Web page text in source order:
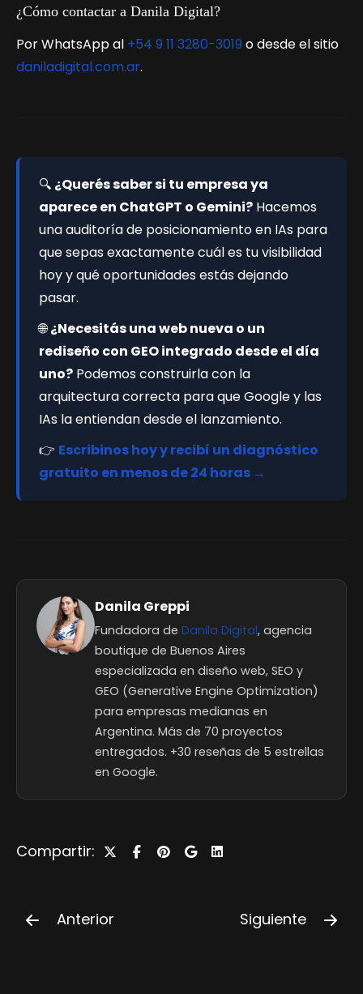
¿Cómo contactar a Danila Digital?
Por WhatsApp al +54 9 11 3280-3019 o desde el sitio
daniladigital.com.ar.
🔍 ¿Querés saber si tu empresa ya
aparece en ChatGPT o Gemini? Hacemos
una auditoría de posicionamiento en IAs para
que sepas exactamente cuál es tu visibilidad
hoy y qué oportunidades estás dejando
pasar.
🌐¿Necesitás una web nueva o un
rediseño con GEO integrado desde el día
uno? Podemos construirla con la
arquitectura correcta para que Google y las
IAs la entiendan desde el lanzamiento.
👉 Escribinos hoy y recibí un diagnóstico
gratuito en menos de 24 horas →
Danila Greppi
Fundadora de Danila Digital, agencia
boutique de Buenos Aires
especializada en diseño web, SEO y
GEO (Generative Engine Optimization)
para empresas medianas en
Argentina. Más de 70 proyectos
entregados. +30 reseñas de 5 estrellas
en Google.
Compartir:
Anterior Siguiente